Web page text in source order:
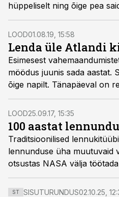
hüppeliselt ning õige pea
isegi ülehelikiirusel lendamist.
LOOD01.08.19, 15:58
Lenda üle Atlandi
Esimesest
möödus juunis sada aastat.
õige napilt. Tänapäeval on
ses vallas on tulekul suured
Tulevikulennukid võivad
helikiirusega, tehes
paagis üksnes liiter vett.
LOOD25.09.17, 15:35
100 aastat
Traditsioonilised
lennunduse üha muutuvaid
otsustas NASA välja
müra tekitavad,
lennumasinad.
ST SISUTURUNDUS02.10.25,